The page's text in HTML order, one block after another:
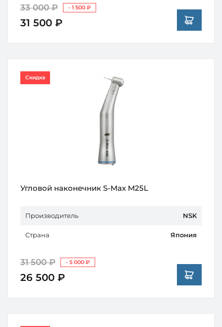
33 000 ₽ - 1 500 ₽
31 500 ₽
Угловой наконечник S-Max M25L
Производитель NSK
Страна Япония
31 500 ₽ - 5 000 ₽
26 500 ₽
Скидка